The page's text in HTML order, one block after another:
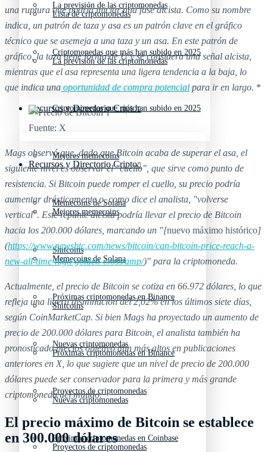
La previsión de las criptomonedas
Criptomonedas que más han subido en 2025
Recursos y Directorio Cripto
Mejores memecoins
Memecoins de Solana
Shitcoins
Próximas criptomonedas en Binance
Nuevas criptomonedas
Proyectos de criptomonedas
Próximas criptomonedas en Coinbase
Lista de criptomonedas
La previsión de las criptomonedas
Criptomonedas que más han subido en 2025
Recursos y Directorio Cripto
Mejores memecoins
Memecoins de Solana
Shitcoins
Próximas criptomonedas en Binance
Nuevas criptomonedas
Proyectos de criptomonedas
una ruptura que podría iniciar una fase alcista. Como su nombre
indica, un patrón de taza y asa es un patrón clave en el gráfico
técnico que se asemeja a una taza y un asa. En este patrón de
gráfico, la taza tiene forma de U y se considera una señal alcista,
mientras que el asa representa una ligera tendencia a la baja, lo
que indica una oportunidad de compra potencial para ir en largo. *
Fuente: X
Mags observó que, dado que Bitcoin acaba de superar el asa, el
siguiente nivel es observar el "cuello", que sirve como punto de
resistencia. Si Bitcoin puede romper el cuello, su precio podría
aumentar drásticamente o, como dice el analista, "volverse
vertical". Este repunte alcista podría llevar el precio de Bitcoin
hacia los 200.000 dólares, marcando un "[nuevo máximo histórico]
(https://www.newsbtc.com/news/bitcoin/can-bitcoin-price-reach-a-
new-all-time-high-golden-cross/amp/)" para la criptomoneda.
Actualmente, el precio de Bitcoin se cotiza en 66.972 dólares, lo que
refleja una ligera disminución del 2,02% en los últimos siete días,
según CoinMarketCap. Si bien Mags ha proyectado un aumento de
precio de 200.000 dólares para Bitcoin, el analista también ha
pronosticado precios objetivo aún más altos en publicaciones
anteriores en X, lo que sugiere que un nivel de precio de 200.000
dólares puede ser conservador para la primera y más grande
criptomoneda del mundo.
El precio máximo de Bitcoin se establece
en 300.000 dólares